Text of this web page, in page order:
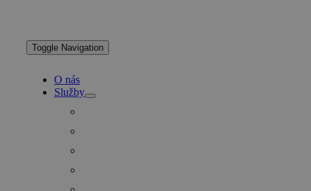
Toggle Navigation
O nás
Služby